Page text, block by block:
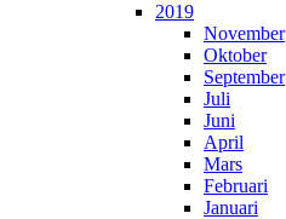
2019
November
Oktober
September
Juli
Juni
April
Mars
Februari
Januari